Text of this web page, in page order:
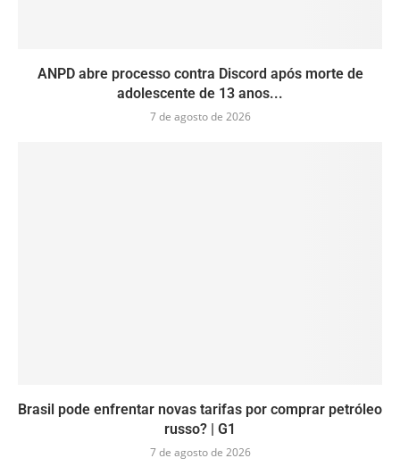
ANPD abre processo contra Discord após morte de
adolescente de 13 anos...
7 de agosto de 2026
Brasil pode enfrentar novas tarifas por comprar petróleo
russo? | G1
7 de agosto de 2026